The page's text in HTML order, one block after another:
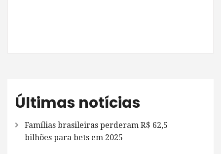
Últimas notícias
Famílias brasileiras perderam R$ 62,5
bilhões para bets em 2025